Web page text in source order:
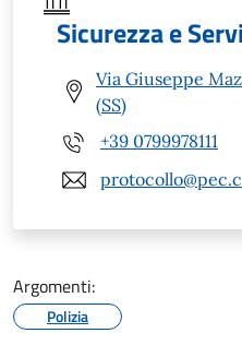
Sicurezza e
Via Giuseppe
(SS)
+39 0799978111
Argomenti:
Polizia